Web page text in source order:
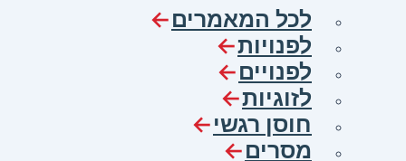
לכל המאמרים
לפנויות
לפנויים
לזוגיות
חוסן רגשי
מסרים